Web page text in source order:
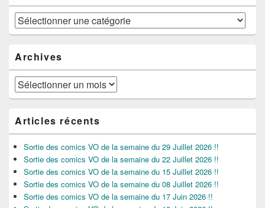
Catégories
Archives
Archives
Articles récents
Sortie des comics VO de la semaine du 29 Juillet 2026 !!
Sortie des comics VO de la semaine du 22 Juillet 2026 !!
Sortie des comics VO de la semaine du 15 Juillet 2026 !!
Sortie des comics VO de la semaine du 08 Juillet 2026 !!
Sortie des comics VO de la semaine du 17 Juin 2026 !!